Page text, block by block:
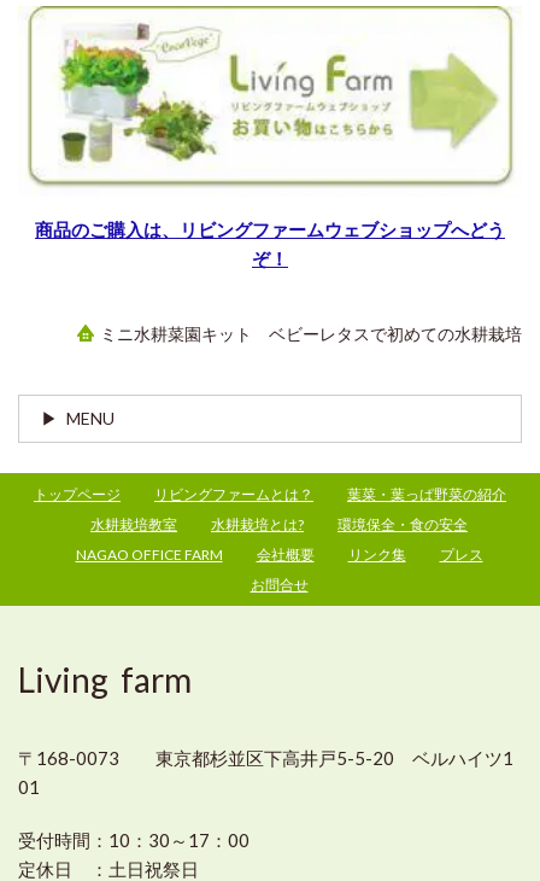
商品のご購入は、リビングファームウェブショップへどう
ぞ！
ミニ水耕菜園キット ベビーレタスで初めての水耕栽培
MENU
トップページ リビングファームとは？
葉菜・葉っぱ野菜の紹介
水耕栽培教室
水耕栽培とは?
環境保全・食の安全
NAGAO OFFICE FARM
会社概要 リンク集
プレス
お問合せ
Living farm
〒168-0073 東京都杉並区下高井戸5-5-20 ベルハイツ1
01
受付時間： 10：30～17：00
定休日 ： 土日祝祭日